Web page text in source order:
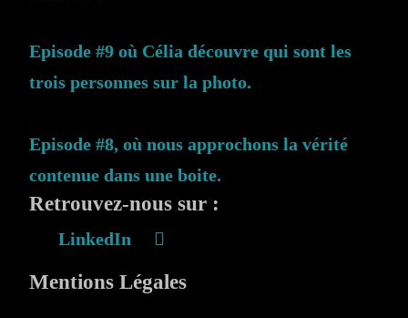
Episode #9 où Célia découvre qui sont les
trois personnes sur la photo.
Episode #8, où nous approchons la vérité
contenue dans une boite.
Retrouvez-nous sur :
LinkedIn
Mentions Légales